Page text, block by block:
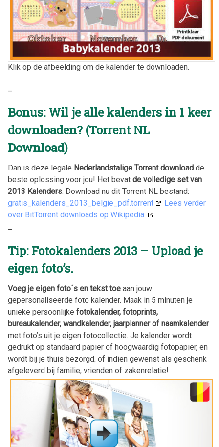
Klik op de afbeelding om de kalender te downloaden.
Bonus: Wil je alle kalenders in 1 keer
downloaden? (Torrent NL
Download)
Dan is deze legale Nederlandstalige Torrent download de
beste oplossing voor jou! Het bevat de volledige set van
2013 Kalenders. Download nu dit Torrent NL bestand:
gratis_kalenders_2013_belgie_pdf.torrent
Lees verder
over BitTorrent downloads op Wikipedia.
Tip: Fotokalenders 2013 – Upload je
eigen foto’s.
Voeg je eigen foto´s en tekst toe aan jouw
gepersonaliseerde foto kalender. Maak in 5 minuten je
unieke persoonlijke fotokalender, fotoprints,
bureaukalender, wandkalender, jaarplanner of naamkalender
met foto’s uit je eigen fotocollectie. Je kalender wordt
gedrukt op standaard papier of hoogwaardig fotopapier, en
wordt bij je thuis bezorgd, of indien gewenst als geschenk
afgeleverd bij familie, vrienden of zakenrelatie!